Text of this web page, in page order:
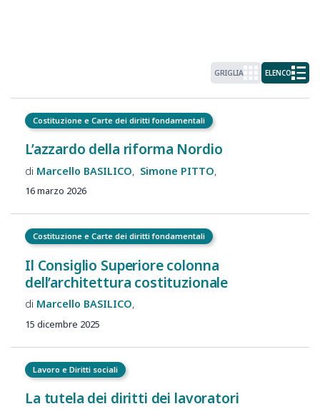
GRIGLIA ELENCO
Costituzione e Carte dei diritti fondamentali
L’azzardo della riforma Nordio
Marcello BASILICO Simone PITTO
16 marzo 2026
Costituzione e Carte dei diritti fondamentali
Il Consiglio Superiore colonna
dell’architettura costituzionale
Marcello BASILICO
15 dicembre 2025
Lavoro e Diritti sociali
La tutela dei diritti dei lavoratori